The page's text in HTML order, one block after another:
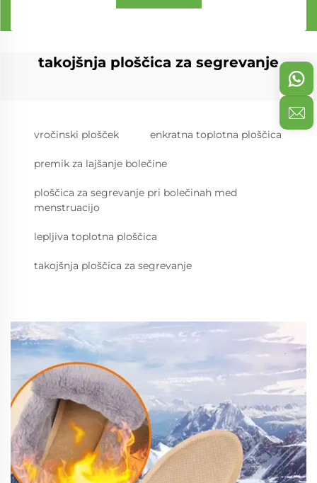
takojšnja ploščica za segrevanje
vročinski plošček enkratna toplotna ploščica
premik za lajšanje bolečine
ploščica za segrevanje pri bolečinah med
menstruacijo
lepljiva toplotna ploščica
takojšnja ploščica za segrevanje